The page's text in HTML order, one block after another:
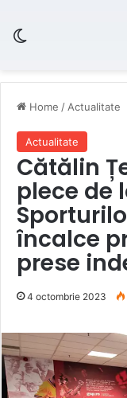
Home / Actualitate
Actualitate
Cătălin
plece de
încalce
prese
4 octombrie 2023